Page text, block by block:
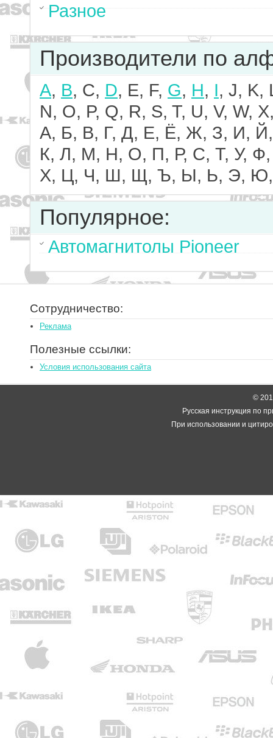
Разное
Производители по
A, B, C, D, E, F, G, H, I, J, K,
N, O, P, Q, R, S, T, U, V, W,
А, Б, В, Г, Д, Е, Ё, Ж, З, И, Й,
К, Л, М, Н, О, П, Р, С, Т, У, Ф,
Х, Ц, Ч, Ш, Щ, Ъ, Ы, Ь, Э,
Популярное:
Автомагнитолы Pioneer
Сотрудничество:
Реклама
Полезные ссылки:
Условия использования сайта
©
Русская инструкция по
При использовании и